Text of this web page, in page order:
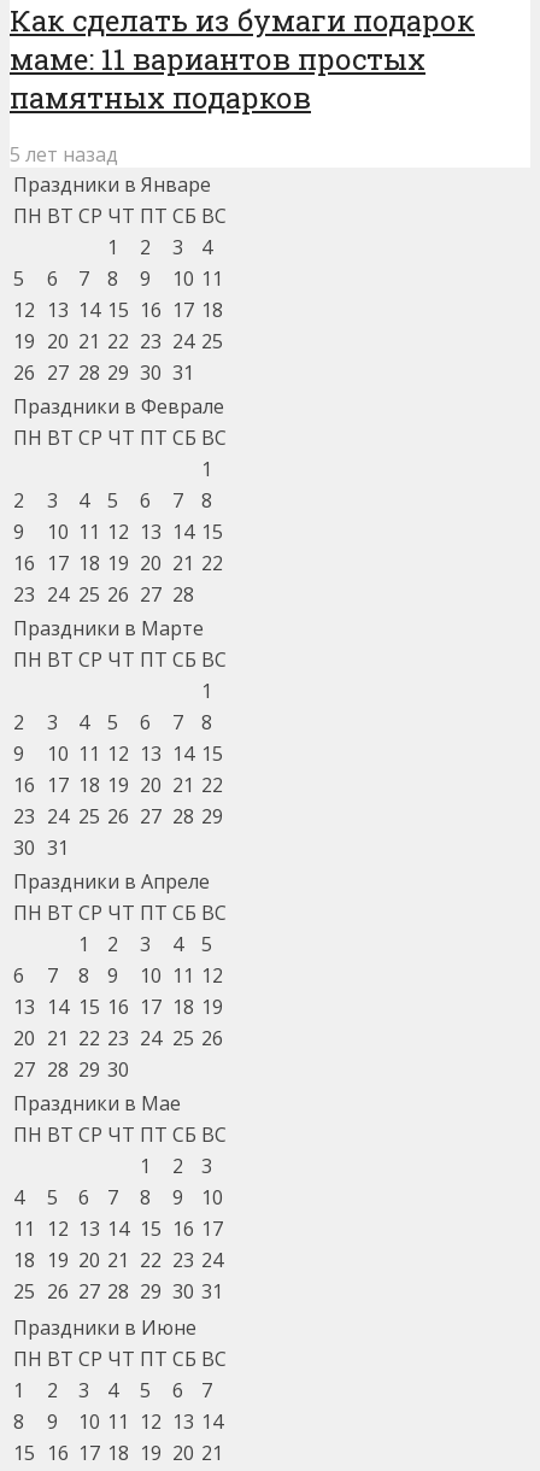
Как сделать из бумаги подарок
маме: 11 вариантов простых
памятных подарков
5 лет назад
Праздники в Январе
ПН ВТ СР ЧТ ПТ СБ ВС
1
2 3
4
5
6 7 8 9 10 11
12 13 14 15 16 17 18
19 20 21 22 23 24 25
26 27 28 29 30 31
Праздники в Феврале
ПН ВТ СР ЧТ ПТ СБ ВС
1
2
3 4 5 6 7
8
9
10 11 12 13 14 15
16 17 18 19 20 21 22
23 24 25 26 27 28
Праздники в Марте
ПН ВТ СР ЧТ ПТ СБ ВС
1
2
3 4 5 6 7
8
9
10 11 12 13 14 15
16 17 18 19 20 21 22
23 24 25 26 27 28 29
30 31
Праздники в Апреле
ПН ВТ СР ЧТ ПТ СБ ВС
1
2 3 4
5
6
7 8 9 10 11 12
13 14 15 16 17 18 19
20 21 22 23 24 25 26
27 28 29 30
Праздники в Мае
ПН ВТ СР ЧТ ПТ СБ ВС
1
2
3
4
5 6 7 8 9
10
11
12 13 14 15 16 17
18 19 20 21 22 23 24
25 26 27 28 29 30 31
Праздники в Июне
ПН ВТ СР ЧТ ПТ СБ ВС
1
2 3 4 5 6
7
8
9 10 11 12 13 14
15 16 17 18 19 20 21